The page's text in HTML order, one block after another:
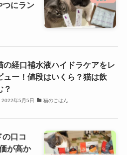
つにラン
の経口補水液ハイドラケアをレ
ュー！値段はいくら？猫は飲
？
2022年5月5日 猫のごはん
口コ
が高か